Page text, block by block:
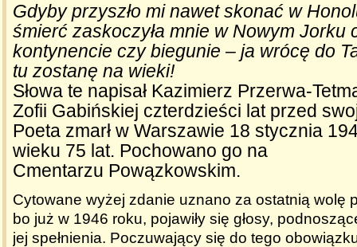
Gdyby przyszło mi nawet skonać w
śmierć zaskoczyła mnie w Nowym Jorku
kontynencie czy biegunie – ja wrócę do
tu zostanę na wieki!
Słowa te napisał Kazimierz Przerwa-
Zofii Gabińskiej czterdzieści lat przed
Poeta zmarł w Warszawie 18 stycznia
wieku 75 lat. Pochowano go na
Cmentarzu Powązkowskim.
Cytowane wyżej zdanie uznano za ostatnią wolę
bo już w 1946 roku, pojawiły się głosy,
jej spełnienia. Poczuwający się do tego